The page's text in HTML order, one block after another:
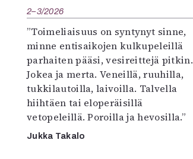
2–3/2026
”Toimeliaisuus on syntynyt sinne,
minne entisaikojen kulkupeleillä
parhaiten pääsi, vesireittejä pitkin.
Jokea ja merta. Veneillä, ruuhilla,
tukkilautoilla, laivoilla. Talvella
hiihtäen tai eloperäisillä
vetopeleillä. Poroilla ja hevosilla.”
Jukka Takalo